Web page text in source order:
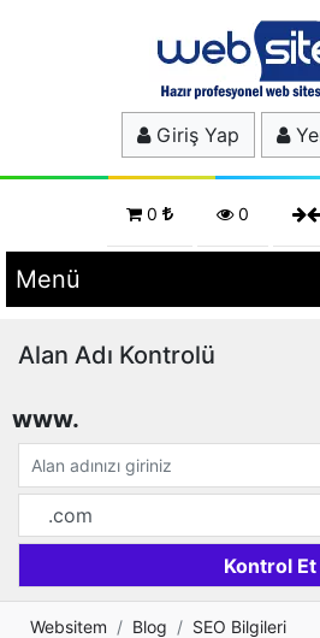
Giriş Yap
0 0
Menü
Alan Adı Kontrolü
www.
Websitem Blog
SEO Bilgileri